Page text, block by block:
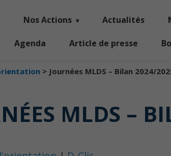
Nos Actions Actualités
Agenda Article de presse
> Journées MLDS – Bilan 2024/
MLDS –